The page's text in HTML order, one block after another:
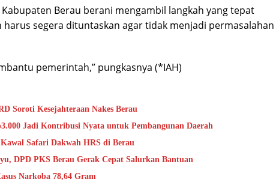
Berau berani mengambil langkah yang tepat
segera dituntaskan agar tidak menjadi permasalahan
pemerintah,” pungkasnya (*IAH)
Soroti Kesejahteraan Nakes Berau
Jadi Kontribusi Nyata untuk Pembangunan Daerah
Safari Dakwah HRS di Berau
DPD PKS Berau Gerak Cepat Salurkan Bantuan
Narkoba 78,64 Gram